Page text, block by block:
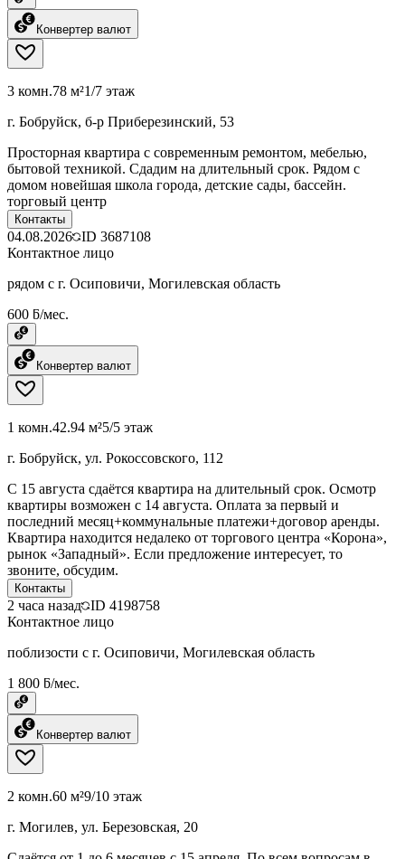
Конвертер валют
3 комн.78 м²1/7 этаж
г. Бобруйск, б-р Приберезинский, 53
Просторная квартира с современным ремонтом, мебелью,
бытовой техникой. Сдадим на длительный срок. Рядом с
домом новейшая школа города, детские сады, бассейн.
торговый центр
Контакты
04.08.2026 ID 3687108
Контактное лицо
рядом с г. Осиповичи, Могилевская область
600 ƃ/мес.
Конвертер валют
1 комн.42.94 м²5/5 этаж
г. Бобруйск, ул. Рокоссовского, 112
С 15 августа сдаётся квартира на длительный срок. Осмотр
квартиры возможен с 14 августа. Оплата за первый и
последний месяц+коммунальные платежи+договор аренды.
Квартира находится недалеко от торгового центра «Корона»,
рынок «Западный». Если предложение интересует, то
звоните, обсудим.
Контакты
2 часа назад ID 4198758
Контактное лицо
поблизости с г. Осиповичи, Могилевская область
1 800 ƃ/мес.
Конвертер валют
2 комн.60 м²9/10 этаж
г. Могилев, ул. Березовская, 20